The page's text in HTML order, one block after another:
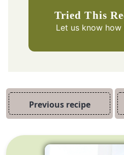
Tried This
Let us knowhow
Previous recipe